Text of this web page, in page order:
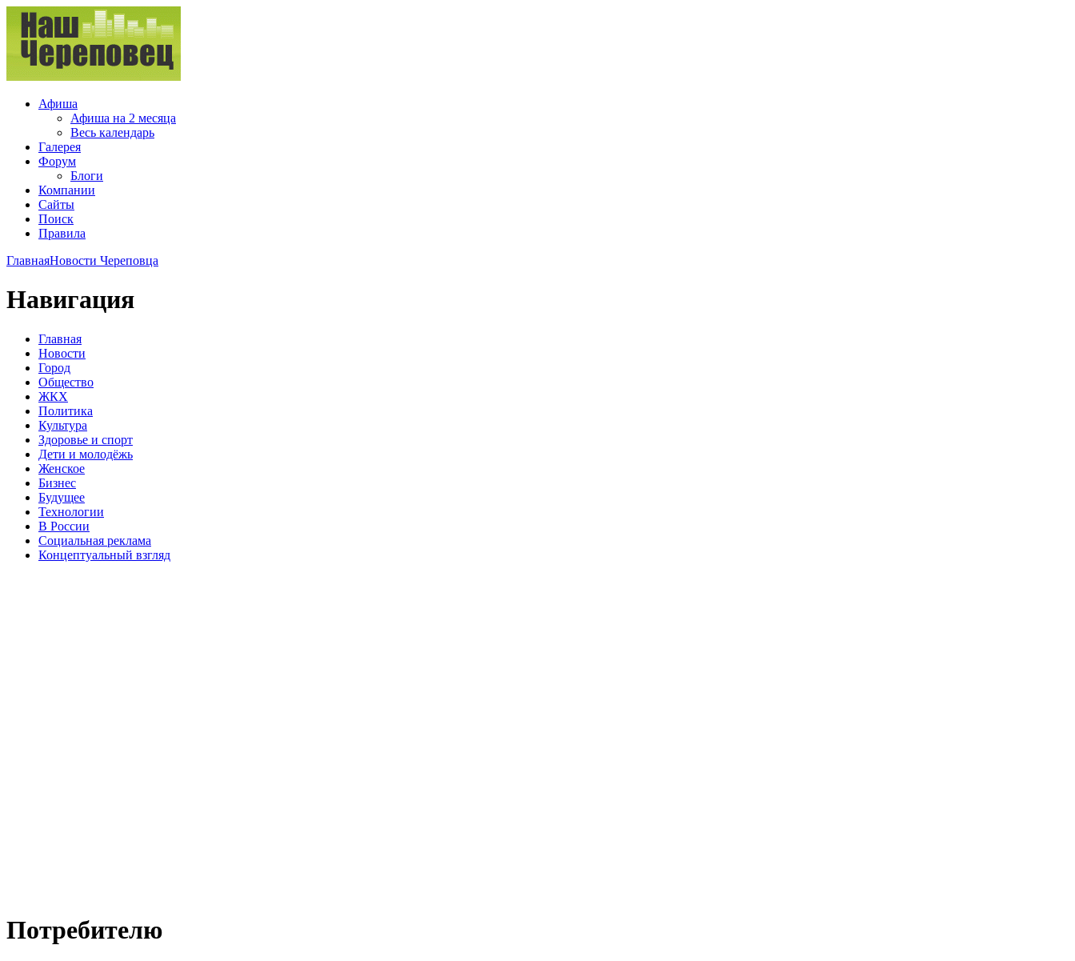
Афиша
Афиша на 2 месяца
Весь календарь
Галерея
Форум
Блоги
Компании
Сайты
Поиск
Правила
ГлавнаяНовости Череповца
Навигация
Главная
Новости
Город
Общество
ЖКХ
Политика
Культура
Здоровье и спорт
Дети и молодёжь
Женское
Бизнес
Будущее
Технологии
В России
Социальная реклама
Концептуальный взгляд
Потребителю